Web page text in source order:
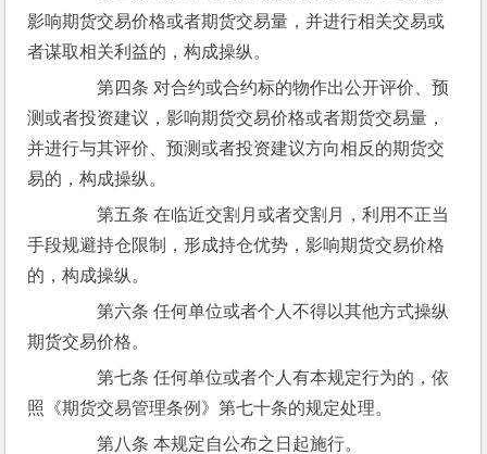
影响期货交易价格或者期货交易量，并进行相关交易或
者谋取相关利益的，构成操纵。
第四条 对合约或合约标的物作出公开评价、预
测或者投资建议，影响期货交易价格或者期货交易量，
并进行与其评价、预测或者投资建议方向相反的期货交
易的，构成操纵。
第五条 在临近交割月或者交割月，利用不正当
手段规避持仓限制，形成持仓优势，影响期货交易价格
的，构成操纵。
第六条 任何单位或者个人不得以其他方式操纵
期货交易价格。
第七条 任何单位或者个人有本规定行为的，依
照《期货交易管理条例》第七十条的规定处理。
第八条 本规定自公布之日起施行。